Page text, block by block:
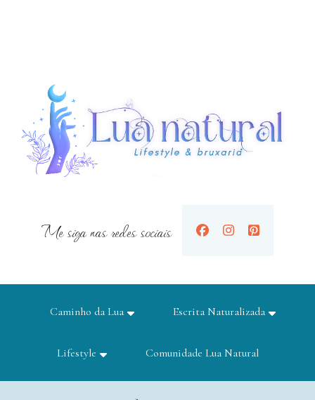
Me siga nas redes sociais
Caminho da Lua Escrita Naturalizada
Lifestyle Comunidade Lua Natural